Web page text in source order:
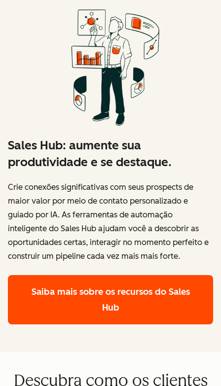
Sales Hub: aumente sua
produtividade e se destaque.
Crie conexões significativas com seus prospects de
maior valor por meio de contato personalizado e
guiado por IA. As ferramentas de automação
inteligente do Sales Hub ajudam você a descobrir as
oportunidades certas, interagir no momento perfeito e
construir um pipeline cada vez mais mais forte.
Saiba mais sobre os recursos do Sales
Hub
Descubra como os clientes